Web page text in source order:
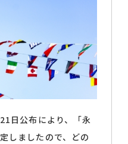
日公布により、「永
しましたので、どの